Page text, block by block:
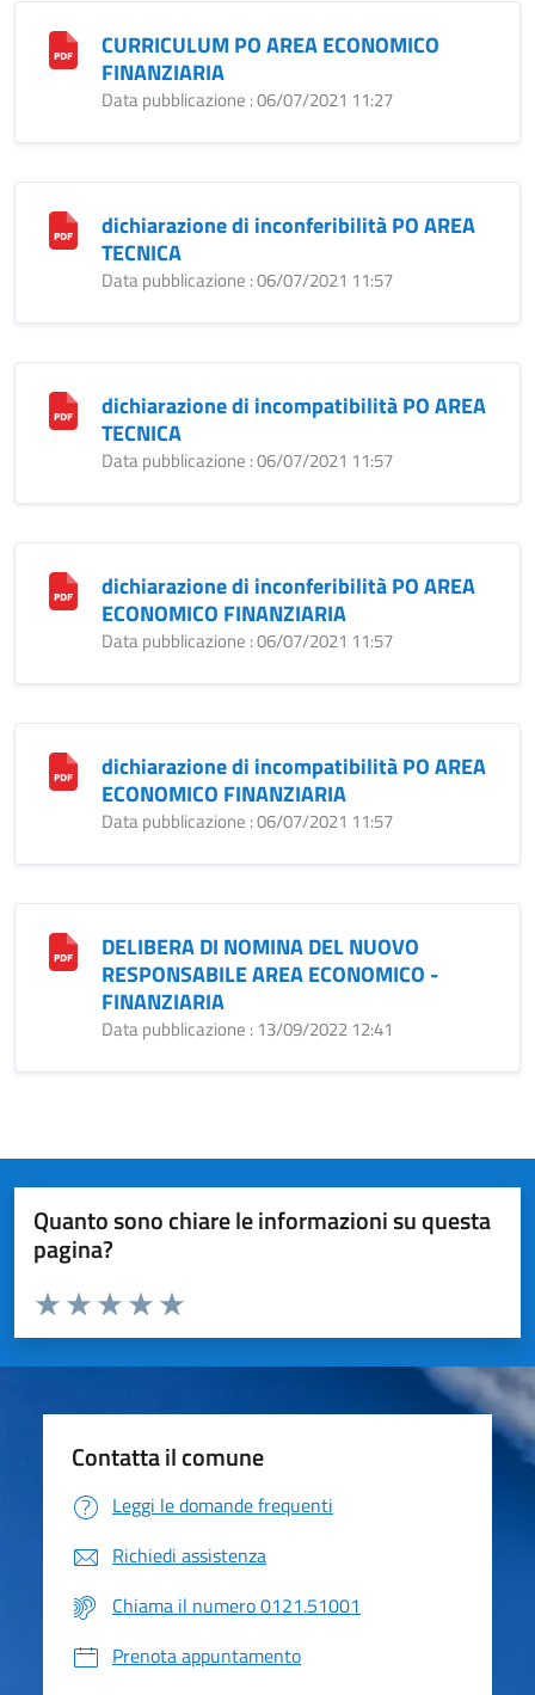
CURRICULUM PO AREA ECONOMICO
FINANZIARIA
Data pubblicazione : 06/07/2021 11:27
dichiarazione di inconferibilità PO AREA
TECNICA
Data pubblicazione : 06/07/2021 11:57
dichiarazione di incompatibilità PO AREA
TECNICA
Data pubblicazione : 06/07/2021 11:57
dichiarazione di inconferibilità PO AREA
ECONOMICO FINANZIARIA
Data pubblicazione : 06/07/2021 11:57
dichiarazione di incompatibilità PO AREA
ECONOMICO FINANZIARIA
Data pubblicazione : 06/07/2021 11:57
DELIBERA DI NOMINA DEL NUOVO
RESPONSABILE AREA ECONOMICO -
FINANZIARIA
Data pubblicazione : 13/09/2022 12:41
Quanto sono chiare le informazioni su questa
pagina?
Valuta da 1 a 5 stelle la pagina
Valuta 5 stelle su 5
Valuta 4 stelle su 5
Valuta 3 stelle su 5
Valuta 2 stelle su 5
Valuta 1 stelle su 5
Contatta il comune
Leggi le domande frequenti
Richiedi assistenza
Chiama il numero 0121.51001
Prenota appuntamento